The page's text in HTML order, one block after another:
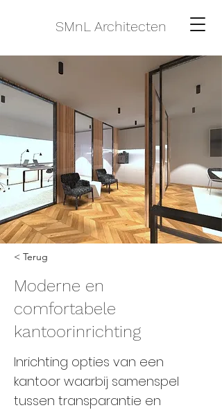
SMnL Architecten
< Terug
Moderne en
comfortabele
kantoorinrichting
Inrichting opties van een
kantoor waarbij samenspel
tussen transparantie en